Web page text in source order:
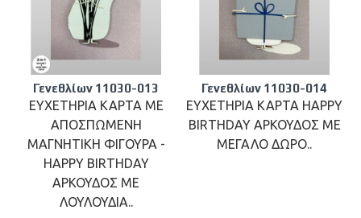
Γενεθλίων 11030-013
ΕΥΧΕΤΗΡΙΑ ΚΑΡΤΑ ΜΕ
ΑΠΟΣΠΩΜΕΝΗ
ΜΑΓΝΗΤΙΚΗ ΦΙΓΟΥΡΑ -
HAPPY BIRTHDAY
ΑΡΚΟΥΔΟΣ ΜΕ
ΛΟΥΛΟΥΔΙΑ..
Γενεθλίων 11030-014
ΕΥΧΕΤΗΡΙΑ ΚΑΡΤΑ HAPPY
BIRTHDAY ΑΡΚΟΥΔΟΣ ΜΕ
ΜΕΓΑΛΟ ΔΩΡΟ..